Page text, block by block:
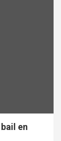
en